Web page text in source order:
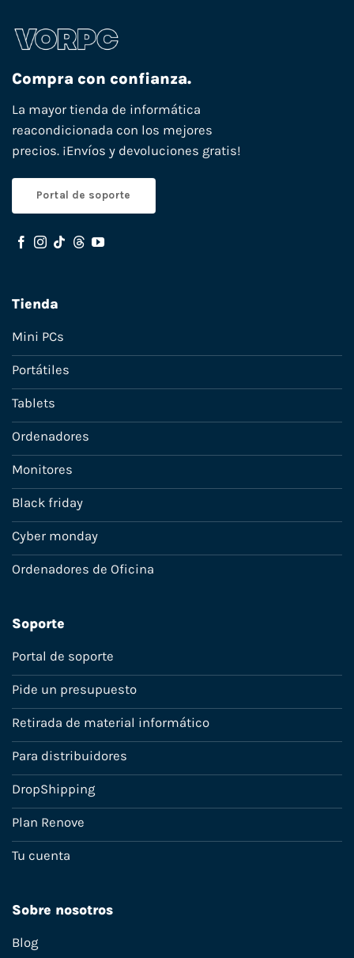
Compra con confianza.
La mayor tienda de informática
reacondicionada con los mejores
precios. ¡Envíos y devoluciones gratis!
Portal de soporte
Tienda
Mini PCs
Portátiles
Tablets
Ordenadores
Monitores
Black friday
Cyber monday
Ordenadores de Oficina
Soporte
Portal de soporte
Pide un presupuesto
Retirada de material informático
Para distribuidores
DropShipping
Plan Renove
Tu cuenta
Sobre nosotros
Blog